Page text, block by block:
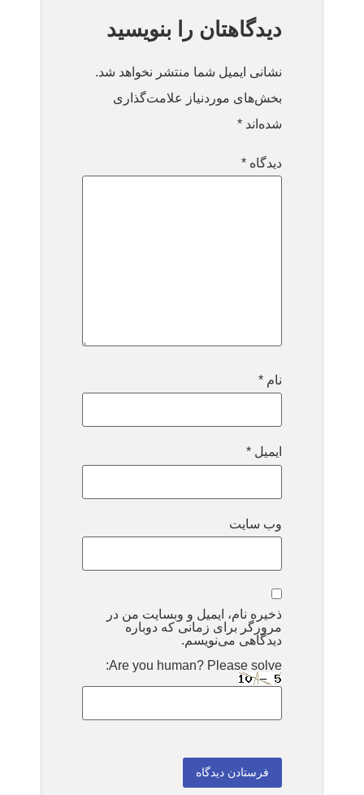
دیدگاهتان را بنویسید
نشانی ایمیل شما منتشر نخواهد شد.
بخش‌های موردنیاز علامت‌گذاری
شده‌اند *
دیدگاه *
نام *
ایمیل *
وب‌ سایت
ذخیره نام، ایمیل و وبسایت من در
مرورگر برای زمانی که دوباره
دیدگاهی می‌نویسم.
Are you human? Please solve: